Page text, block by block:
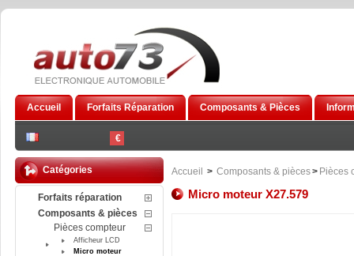
€
Accueil Forfaits Réparation Composants & Pièces
Catégories
Forfaits réparation
Composants & pièces
Pièces compteur
Afficheur LCD
Micro moteur
Accueil > Composants & pièces> Pièces
Micro moteur X27.579